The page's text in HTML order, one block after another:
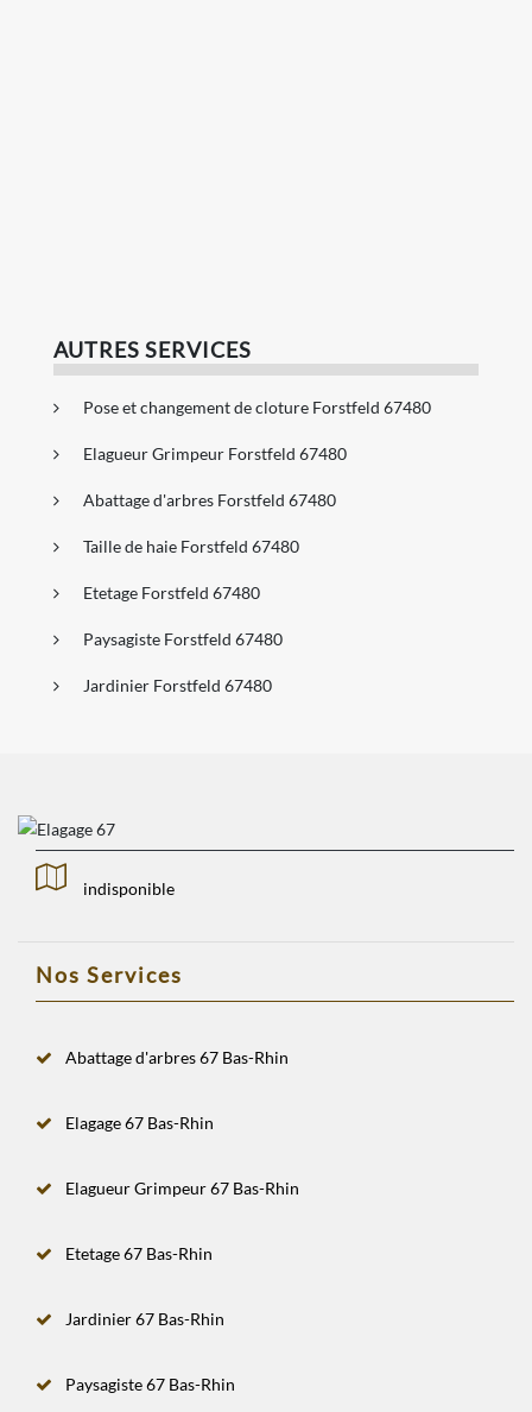
AUTRES SERVICES
Pose et changement de cloture Forstfeld 67480
Elagueur Grimpeur Forstfeld 67480
Abattage d'arbres Forstfeld 67480
Taille de haie Forstfeld 67480
Etetage Forstfeld 67480
Paysagiste Forstfeld 67480
Jardinier Forstfeld 67480
indisponible
Nos Services
Abattage d'arbres 67 Bas-Rhin
Elagage 67 Bas-Rhin
Elagueur Grimpeur 67 Bas-Rhin
Etetage 67 Bas-Rhin
Jardinier 67 Bas-Rhin
Paysagiste 67 Bas-Rhin